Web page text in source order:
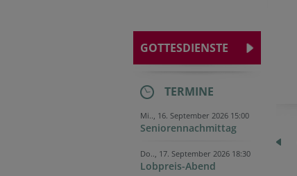
GOTTESDIENSTE
TERMINE
Mi.., 16. September 2026 15:00
Seniorennachmittag
Do.., 17. September 2026 18:30
Lobpreis-Abend